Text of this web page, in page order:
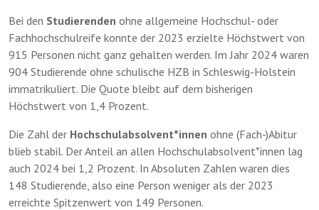
Bei den Studierenden ohne allgemeine Hochschul- oder
Fachhochschulreife konnte der 2023 erzielte Höchstwert von
915 Personen nicht ganz gehalten werden. Im Jahr 2024 waren
904 Studierende ohne schulische HZB in Schleswig-Holstein
immatrikuliert. Die Quote bleibt auf dem bisherigen
Höchstwert von 1,4 Prozent.
Die Zahl der Hochschulabsolvent*innen ohne (Fach-)Abitur
blieb stabil. Der Anteil an allen Hochschulabsolvent*innen lag
auch 2024 bei 1,2 Prozent. In Absoluten Zahlen waren dies
148 Studierende, also eine Person weniger als der 2023
erreichte Spitzenwert von 149 Personen.